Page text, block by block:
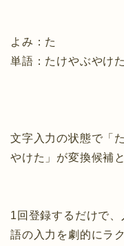
よみ：た
単語：たけやぶやけた
文字入力の状態で「
やけた」が変換候補
1回登録するだけで
語の入力を劇的にラ